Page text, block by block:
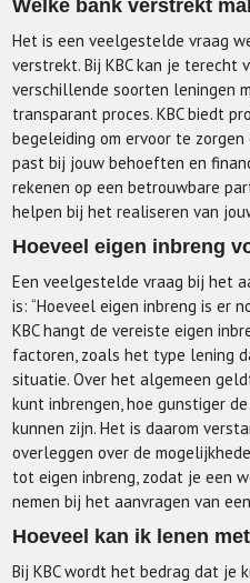
Welke bank verstrekt
Het is een veelgestelde vraag
verstrekt. Bij KBC kan je terecht
verschillende soorten leningen
transparant proces. KBC biedt
begeleiding om ervoor te
past bij jouw behoeften en
rekenen op een betrouwbare
helpen bij het realiseren van
Hoeveel eigen inbreng
Een veelgestelde vraag bij het
is: “Hoeveel eigen inbreng is er
KBC hangt de vereiste eigen
factoren, zoals het type lening
situatie. Over het algemeen
kunt inbrengen, hoe gunstiger
kunnen zijn. Het is daarom
overleggen over de
tot eigen inbreng, zodat je een
nemen bij het aanvragen van
Hoeveel kan ik lenen
Bij KBC wordt het bedrag dat je